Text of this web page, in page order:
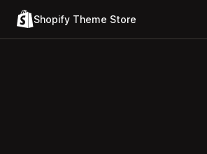
Shopify Theme Store